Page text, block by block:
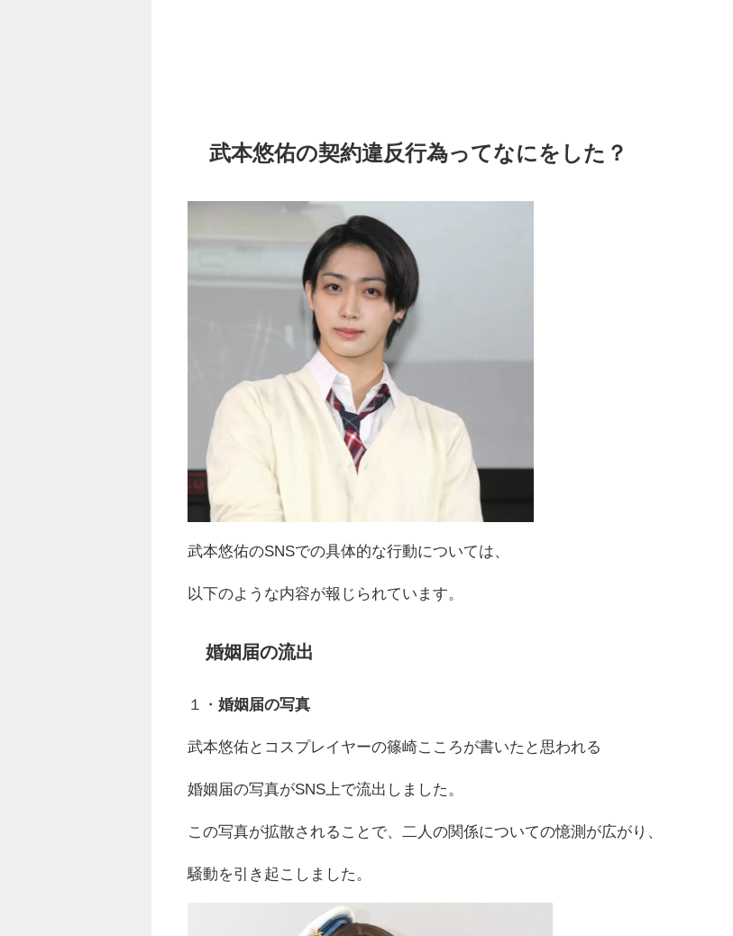
武本悠佑の契約違反行為ってなにをした？
武本悠佑のSNSでの具体的な行動については、
以下のような内容が報じられています。
婚姻届の流出
１・ 婚姻届の写真
武本悠佑とコスプレイヤーの篠崎こころが書いたと思われる
婚姻届の写真がSNS上で流出しました。
この写真が拡散されることで、二人の関係についての憶測が広がり、
騒動を引き起こしました。